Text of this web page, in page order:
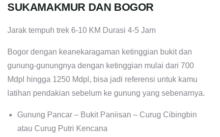
SUKAMAKMUR DAN BOGOR
Jarak tempuh trek 6-10 KM Durasi 4-5 Jam
Bogor dengan keanekaragaman ketinggian bukit dan
gunung-gunungnya dengan ketinggian mulai dari 700
Mdpl hingga 1250 Mdpl, bisa jadi referensi untuk kamu
latihan pendakian sebelum ke gunung yang sebenarnya.
Gunung Pancar – Bukit Paniisan – Curug Cibingbin
atau Curug Putri Kencana